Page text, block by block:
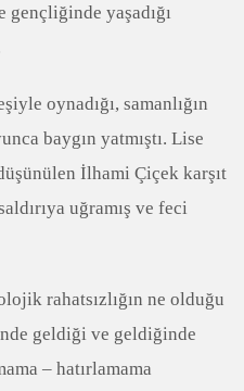
yaşadığı
oynadığı, samanlığın
baygın yatmıştı. Lise
İlhami Çiçek karşıt
uğramış ve feci
rahatsızlığın ne olduğu
geldiği ve geldiğinde
– hatırlamama